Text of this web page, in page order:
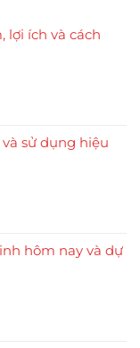
lợi ích và cách
sử dụng hiệu
hôm nay và dự